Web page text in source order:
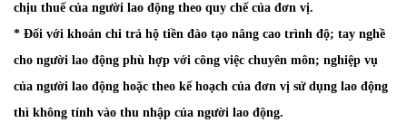
chịu thuế của người lao động theo quy chế của đơn vị.
* Đối với khoản chi trả hộ tiền đào tạo nâng cao trình độ; tay nghề
cho người lao động phù hợp với công việc chuyên môn; nghiệp vụ
của người lao động hoặc theo kế hoạch của đơn vị sử dụng lao động
thì không tính vào thu nhập của người lao động.